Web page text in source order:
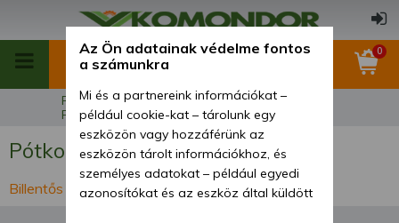
0
Főoldal
Szállító és rakodóeszközök
Pótkocsik
Pótkocsik
Billentős pótkocsik
Az Ön adatainak védelme fontos
a számunkra
Mi és a partnereink információkat –
például cookie-kat – tárolunk egy
eszközön vagy hozzáférünk az
eszközön tárolt információkhoz, és
személyes adatokat – például egyedi
azonosítókat és az eszköz által küldött